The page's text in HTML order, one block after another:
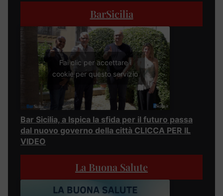
BarSicilia
Fai clic per accettare i
cookie per questo servizio
Bar Sicilia, a Ispica la sfida per il futuro passa
dal nuovo governo della città CLICCA PER IL
VIDEO
La Buona Salute